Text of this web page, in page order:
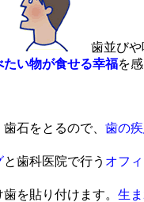
歯並びや
たい物が食せる幸福を
石をとるので、 歯の
と歯科医院で行う オフ
を貼り付けます。 生